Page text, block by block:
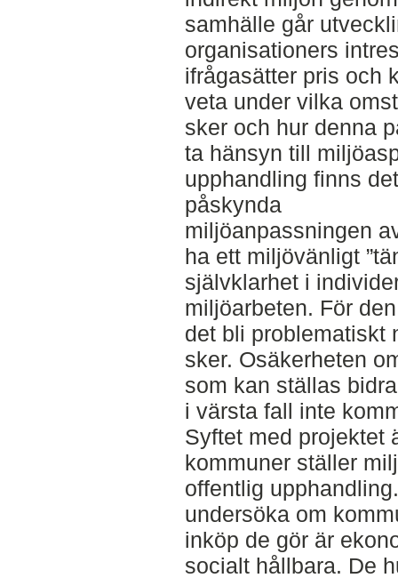
samhälle går
organisationers
ifrågasätter pris och
veta under vilka
sker och hur denna
ta hänsyn till
upphandling finns
påskynda
miljöanpassningen
ha ett miljövänligt
självklarhet i
miljöarbeten. För
det bli problematiskt
sker. Osäkerheten
som kan ställas
i värsta fall inte
Syftet med projektet
kommuner ställer
offentlig
undersöka om
inköp de gör är
socialt hållbara. De